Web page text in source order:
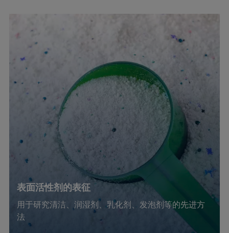
表面活性剂表征
确认
表面活性剂的表征
用于研究清洁、润湿剂、乳化剂、发泡剂等的先进方
法